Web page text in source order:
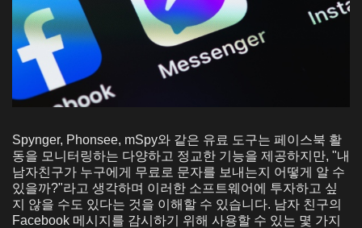
Spynger, Phonsee, mSpy와 같은 유료 도구는 페이스북 활
동을 모니터링하는 다양하고 정교한 기능을 제공하지만, "내
남자친구가 누구에게 무료로 문자를 보내는지 어떻게 알 수
있을까?"라고 생각하며 이러한 소프트웨어에 투자하고 싶
지 않을 수도 있다는 것을 이해할 수 있습니다. 남자 친구의
Facebook 메시지를 감시하기 위해 사용할 수 있는 몇 가지